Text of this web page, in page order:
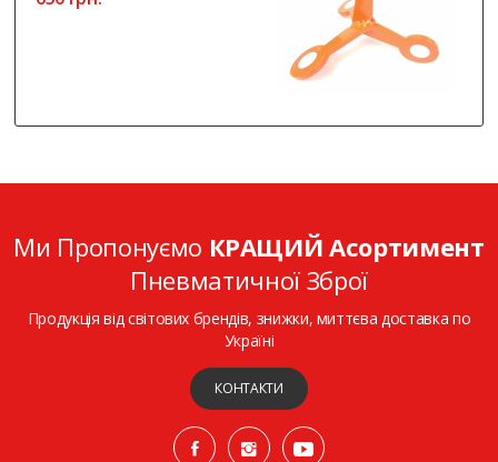
Ми Пропонуємо КРАЩИЙ Асортимент
Пневматичної Зброї
Продукція від світових брендів, знижки, миттєва доставка по
Україні
КОНТАКТИ